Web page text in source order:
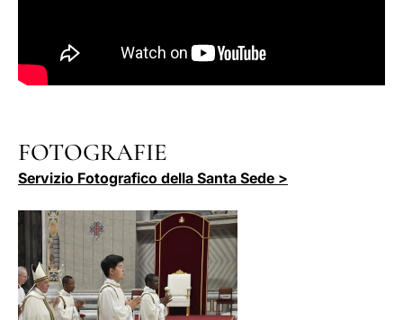
FOTOGRAFIE
Servizio Fotografico della Santa Sede >